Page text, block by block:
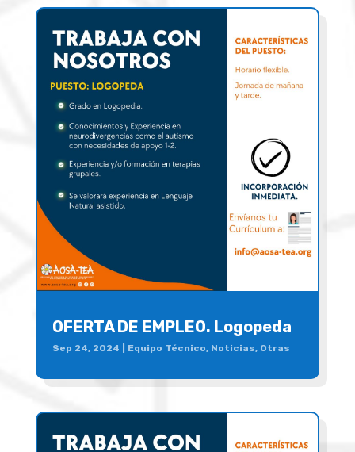
OFERTA DE EMPLEO. Logopeda
Sep 24, 2024 Equipo Técnico, Noticias, Otras